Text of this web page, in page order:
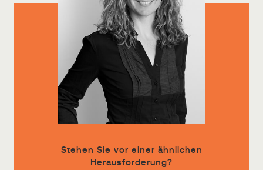
Stehen Sie vor einer ähnlichen
Herausforderung?